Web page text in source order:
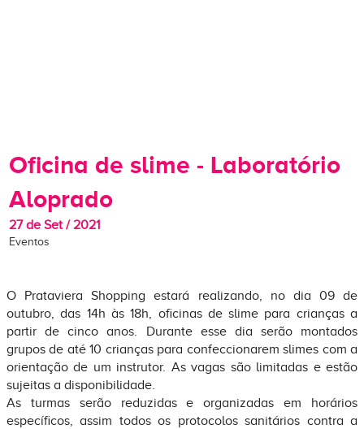
Oficina de slime - Laboratório
Aloprado
27 de Set / 2021
Eventos
O Prataviera Shopping estará realizando, no dia 09 de
outubro, das 14h às 18h, oficinas de slime para crianças a
partir de cinco anos. Durante esse dia serão montados
grupos de até 10 crianças para confeccionarem slimes com a
orientação de um instrutor. As vagas são limitadas e estão
sujeitas a disponibilidade.
As turmas serão reduzidas e organizadas em horários
específicos, assim todos os protocolos sanitários contra a